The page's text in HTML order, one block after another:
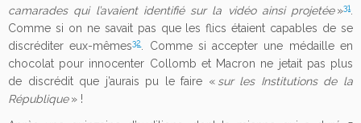
camarades qui l’avaient identifié sur la vidéo ainsi projetée»31.
Comme si on ne savait pas que les flics étaient capables de se
discréditer eux-mêmes32. Comme si accepter une médaille en
chocolat pour innocenter Collomb et Macron ne jetait pas plus
de discrédit que j’aurais pu le faire « sur les Institutions de la
République» !